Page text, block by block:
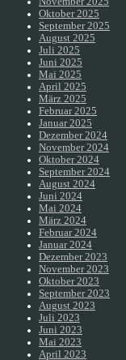
Oktober 2025
September 2025
August 2025
Juli 2025
Juni 2025
Mai 2025
April 2025
März 2025
Februar 2025
Januar 2025
Dezember 2024
November 2024
Oktober 2024
September 2024
August 2024
Juni 2024
Mai 2024
März 2024
Februar 2024
Januar 2024
Dezember 2023
November 2023
Oktober 2023
September 2023
August 2023
Juli 2023
Juni 2023
Mai 2023
April 2023